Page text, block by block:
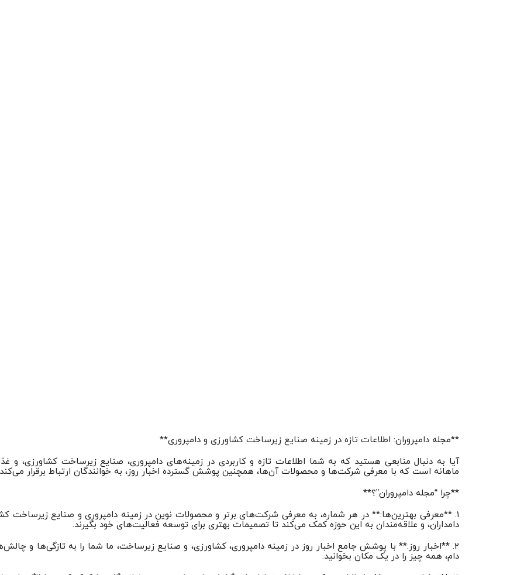
**مجله دامپروران: اطلاعات تازه در زمینه صنایع زیرساخت کشاورزی و دامپروری**
آیا به دنبال منابعی هستید که به شما اطلاعات تازه و کاربردی در زمینه‌های دامپروری، صنایع زیرساخت کشاورزی، و
ماهانه است که با معرفی شرکت‌ها و محصولات آن‌ها، همچنین پوشش گسترده اخبار روز، به خوانندگان ارتباط برقرار
**چرا “مجله دامپروران”؟**
1. **معرفی بهترین‌ها:** در هر شماره، به معرفی شرکت‌های برتر و محصولات نوین در زمینه دامپروری و صنایع زیرساخت
دامداران، و علاقه‌مندان به این حوزه کمک می‌کند تا تصمیمات بهتری برای توسعه فعالیت‌های خود بگیرند.
2. **اخبار روز:** با پوشش جامع اخبار روز در زمینه دامپروری، کشاورزی، و صنایع زیرساخت، ما شما را به تازگی‌ها و
دام، همه چیز را در یک مکان بخوانید.